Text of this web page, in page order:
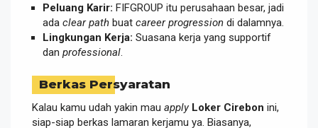
Peluang Karir: FIFGROUP itu perusahaan besar, jadi
ada clear path buat career progression di dalamnya.
Lingkungan Kerja: Suasana kerja yang supportif
dan professional
Berkas Persyaratan
Kalau kamu udah yakin mau apply Loker Cirebon ini,
siap-siap berkas lamaran kerjamu ya. Biasanya,